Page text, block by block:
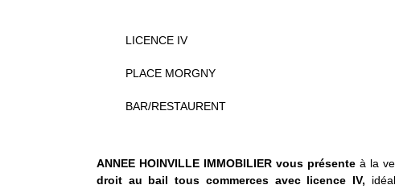
LICENCE IV
PLACE MORGNY
BAR/RESTAURENT
ANNEE HOINVILLE IMMOBILIER vous présente à la
droit au bail tous commerces avec licence IV,